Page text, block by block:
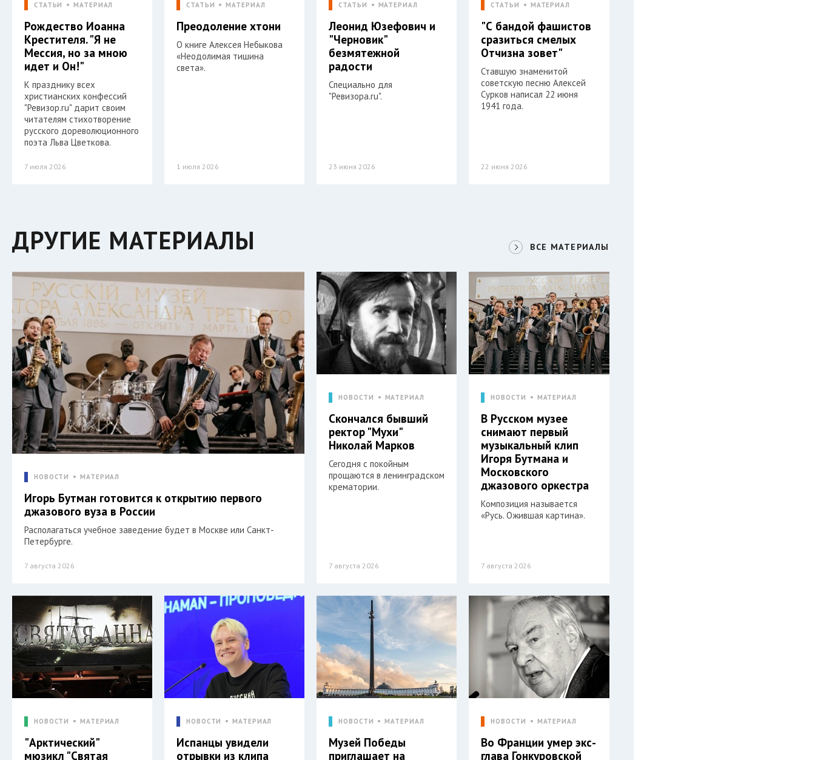
СТАТЬИ МАТЕРИАЛ
Рождество Иоанна
Крестителя. "Я не
Мессия, но за мною
идет и Он!"
К празднику всех
христианских конфессий
"Ревизор.ru" дарит своим
читателям стихотворение
русского дореволюционного
поэта Льва Цветкова.
7 июля 2026
СТАТЬИ МАТЕРИАЛ
Преодоление хтони
О книге Алексея Небыкова
«Неодолимая тишина
света».
1 июля 2026
СТАТЬИ МАТЕРИАЛ
Леонид Юзефович и
"Черновик"
безмятежной
радости
Специально для
"Ревизора.ru".
23 июня 2026
СТАТЬИ МАТЕРИАЛ
"С бандой фашистов
сразиться смелых
Отчизна зовет"
Ставшую знаменитой
советскую песню Алексей
Сурков написал 22 июня
1941 года.
22 июня 2026
ДРУГИЕ МАТЕРИАЛЫ ВСЕ МАТЕРИАЛЫ
НОВОСТИ МАТЕРИАЛ
Игорь Бутман готовится к открытию первого
джазового вуза в России
Располагаться учебное заведение будет в Москве или Санкт-
Петербурге.
7 августа 2026
НОВОСТИ МАТЕРИАЛ
Скончался бывший
ректор "Мухи"
Николай Марков
Сегодня с покойным
прощаются в ленинградском
крематории.
7 августа 2026
НОВОСТИ МАТЕРИАЛ
В Русском музее
снимают первый
музыкальный клип
Игоря Бутмана и
Московского
джазового оркестра
Композиция называется
«Русь. Ожившая картина».
7 августа 2026
НОВОСТИ МАТЕРИАЛ
"Арктический"
мюзикл "Святая
НОВОСТИ МАТЕРИАЛ
Испанцы увидели
отрывки из клипа
НОВОСТИ МАТЕРИАЛ
Музей Победы
приглашает на
НОВОСТИ МАТЕРИАЛ
Во Франции умер экс-
глава Гонкуровской